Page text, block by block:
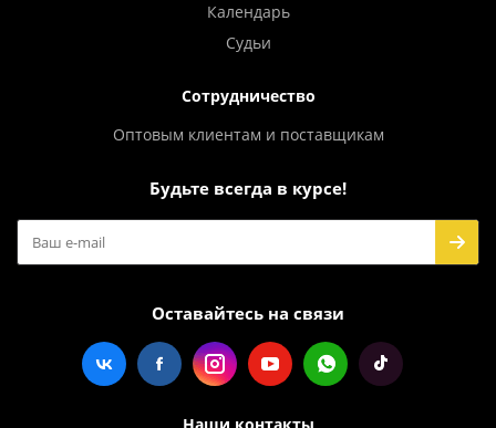
Календарь
Судьи
Сотрудничество
Оптовым клиентам и поставщикам
Будьте всегда в курсе!
Оставайтесь на связи